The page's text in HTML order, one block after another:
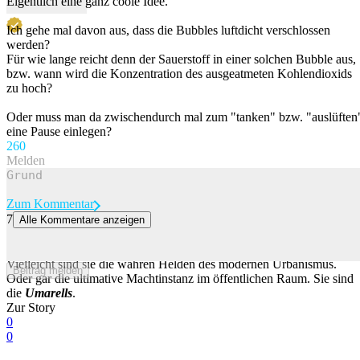
Ich gehe mal davon aus, dass die Bubbles luftdicht verschlossen
werden?
Für wie lange reicht denn der Sauerstoff in einer solchen Bubble aus,
bzw. wann wird die Konzentration des ausgeatmeten Kohlendioxids
zu hoch?
Oder muss man da zwischendurch mal zum "tanken" bzw.
eine Pause einlegen?
260
Melden
Beitrag melden
Zum Kommentar
7 Alle Kommentare anzeigen
Vielleicht sind sie die wahren Helden des modernen Urbanismus.
Oder gar die ultimative Machtinstanz im öffentlichen Raum. Sie sind
die Umarells.
Zur Story
0
0